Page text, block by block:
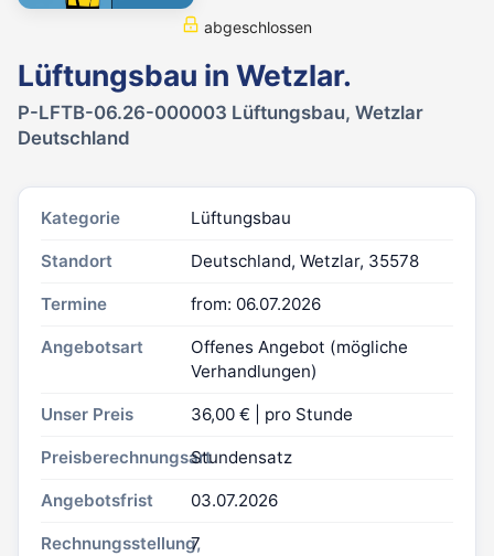
abgeschlossen
Lüftungsbau in Wetzlar.
P-LFTB-06.26-000003 Lüftungsbau, Wetzlar
Deutschland
Kategorie Lüftungsbau
Standort Deutschland, Wetzlar, 35578
Termine from: 06.07.2026
Angebotsart
Offenes Angebot (mögliche
Verhandlungen)
Unser Preis 36,00 € | pro Stunde
PreisberechnungsartStundensatz
Angebotsfrist 03.07.2026
Rechnungsstellung,
7